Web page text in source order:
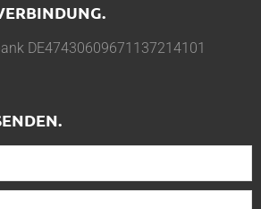
DE47430609671137214101